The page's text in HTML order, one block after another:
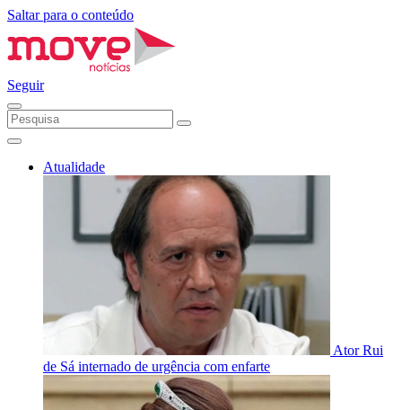
Saltar para o conteúdo
Seguir
Atualidade
Ator Rui
de Sá internado de urgência com enfarte